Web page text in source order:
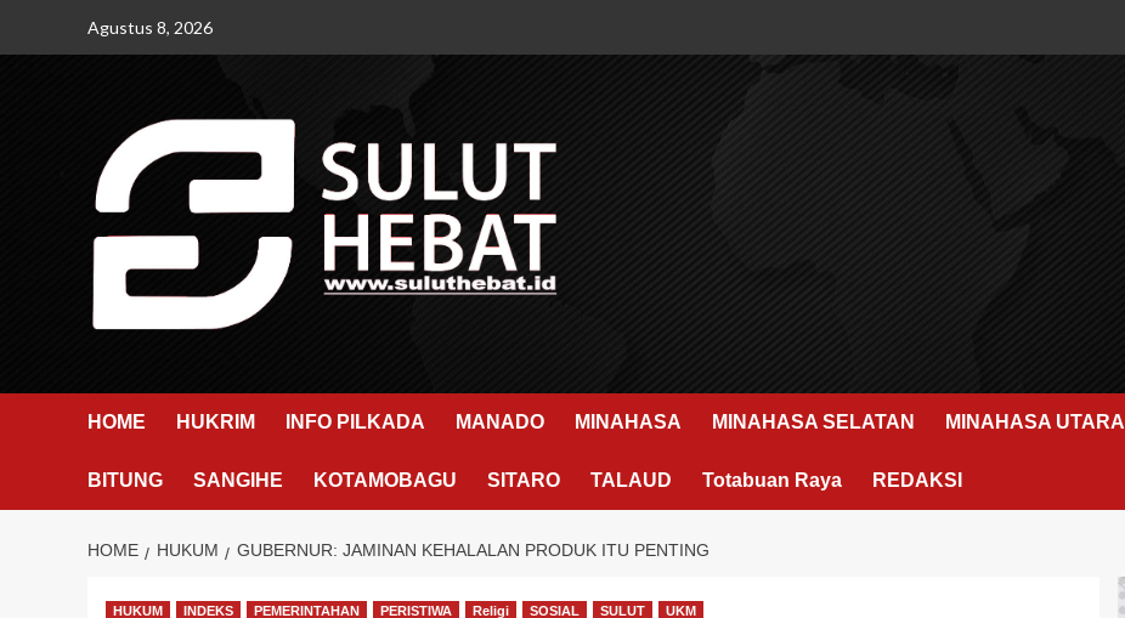
Agustus 8, 2026
HOME HUKRIM INFO PILKADA MANADO MINAHASA MINAHASA SELATAN MINAHASA UTARA
BITUNG SANGIHE KOTAMOBAGU SITARO TALAUD Totabuan Raya REDAKSI
HOME HUKUM GUBERNUR: JAMINAN KEHALALAN PRODUK ITU PENTING
HUKUM INDEKS PEMERINTAHAN PERISTIWA Religi SOSIAL SULUT UKM